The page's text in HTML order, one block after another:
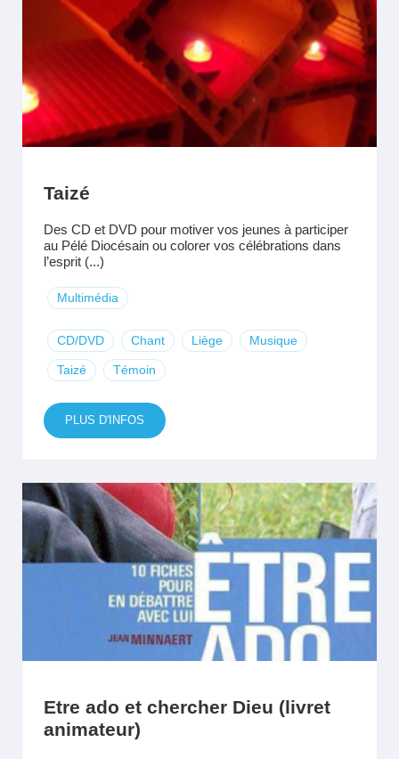
Taizé
Des CD et DVD pour motiver vos jeunes à participer
au Pélé Diocésain ou colorer vos célébrations dans
l’esprit (...)
Multimédia
CD/DVD Chant Liège Musique
Taizé Témoin
PLUS D'INFOS
Etre ado et chercher Dieu (livret
animateur)